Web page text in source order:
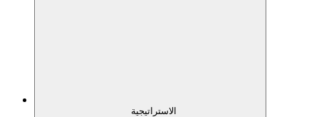
الاستراتيجية